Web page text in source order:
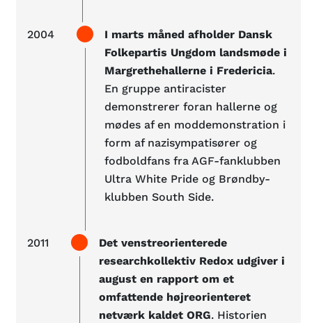
2004
I marts måned afholder Dansk
Folkepartis Ungdom landsmøde i
Margrethehallerne i Fredericia.
En gruppe antiracister
demonstrerer foran hallerne og
mødes af en moddemonstration i
form af nazisympatisører og
fodboldfans fra AGF-fanklubben
Ultra White Pride og Brøndby-
klubben South Side.
2011
Det venstreorienterede
researchkollektiv Redox udgiver i
august en rapport om et
omfattende højreorienteret
netværk kaldet ORG. Historien